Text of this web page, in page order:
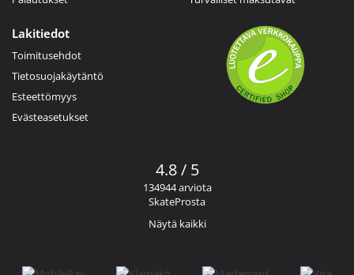
Lakitiedot
Toimitusehdot
Tietosuojakäytäntö
Esteettömyys
Evästeasetukset
4.8 / 5
134944 arviota
SkateProsta
Näytä kaikki